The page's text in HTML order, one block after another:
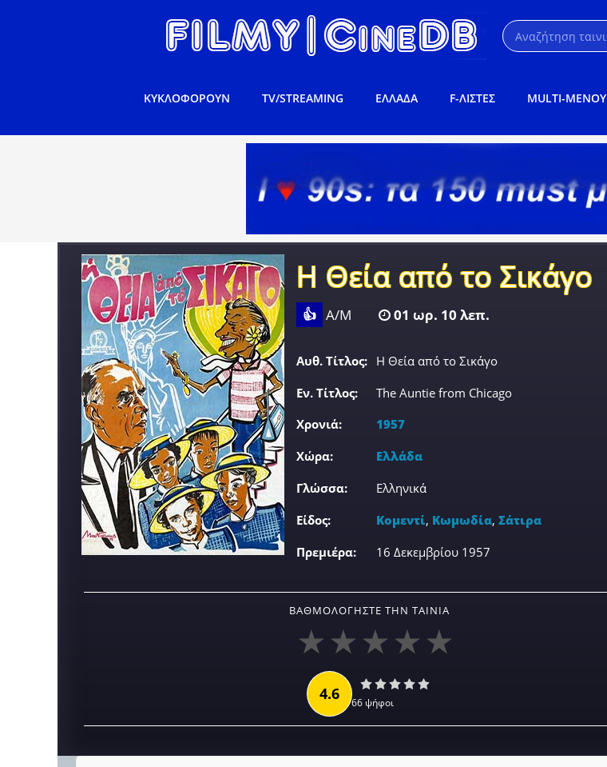
ΚΥΚΛΟΦΟΡΟΥΝ TV/STREAMING ΕΛΛΑΔΑ F-ΛΙΣΤΕΣ MULTI-ΜΕΝΟΥ
Η Θεία από το Σικάγο
👍 Α/Μ 01 ωρ. 10 λεπ.
Αυθ. Τίτλος: Η Θεία από το Σικάγο
Εν. Τίτλος:
The Auntie from Chicago
Χρονιά:
1957
Χώρα:
Ελλάδα
Γλώσσα:
Ελληνικά
Είδος:
Κομεντί, Κωμωδία, Σάτιρα
Πρεμιέρα:
16 Δεκεμβρίου 1957
ΒΑΘΜΟΛΟΓΉΣΤΕ ΤΗΝ ΤΑΙΝΊΑ
4.6 66 ψήφοι